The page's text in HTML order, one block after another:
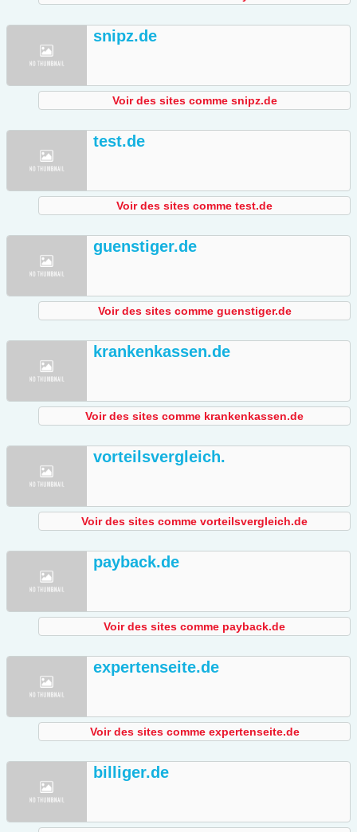
snipz.de
Voir des sites comme snipz.de
test.de
Voir des sites comme test.de
guenstiger.de
Voir des sites comme guenstiger.de
krankenkassen.de
Voir des sites comme krankenkassen.de
vorteilsvergleich.
Voir des sites comme vorteilsvergleich.de
payback.de
Voir des sites comme payback.de
expertenseite.de
Voir des sites comme expertenseite.de
billiger.de